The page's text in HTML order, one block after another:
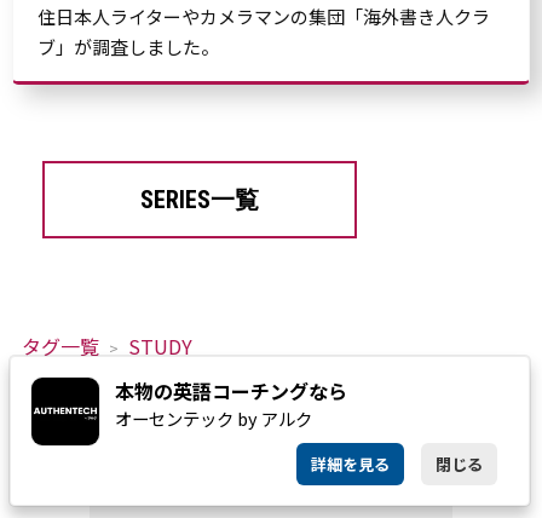
住日本人ライターやカメラマンの集団「海外書き人クラ
ブ」が調査しました。
SERIES一覧
タグ一覧 STUDY
日本人が苦手な英語の子音トップ3！「発音の鬼」がネイティブ発
音のコツを解説本物の英語コーチングなら
オーセンテック by アルク
詳細を見る 閉じる